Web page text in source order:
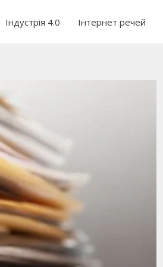
Індустрія 4.0 Інтернет речей